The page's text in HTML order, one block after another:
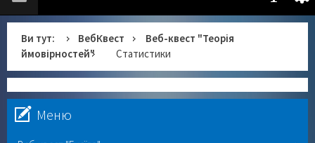
Ви тут: ВебКвест
Веб-квест "Теорія
ймовірностей"
Статистики
Меню